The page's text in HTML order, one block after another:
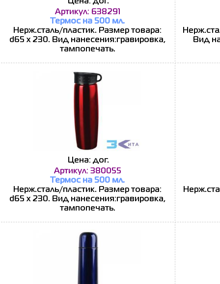
Цена: дог.
Артикул: 638291
Термос на 500 мл.
Нерж.сталь/пластик. Размер товара:
d65 х 230. Вид нанесения:гравировка,
тампопечать.
Вид
Цена: дог.
Артикул: 380055
Термос на 500 мл.
Нерж.сталь/пластик. Размер товара:
d65 х 230. Вид нанесения:гравировка,
тампопечать.